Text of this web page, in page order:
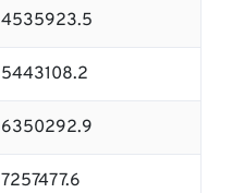
4535923.5
5443108.2
6350292.9
7257477.6